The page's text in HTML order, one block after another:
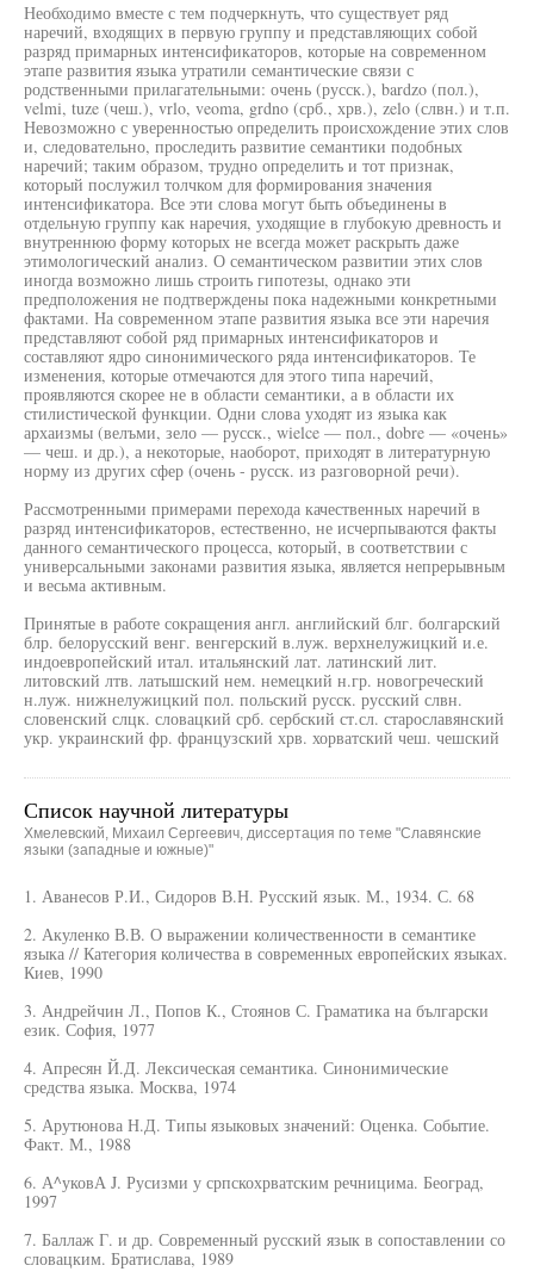
Необходимо вместе с тем подчеркнуть, что существует ряд
наречий, входящих в первую группу и представляющих собой
разряд примарных интенсификаторов, которые на современном
этапе развития языка утратили семантические связи с
родственными прилагательными: очень (русск.), bardzo (пол.),
velmi, tuze (чеш.), vrlo, veoma, grdno (срб., хрв.), zelo (слвн.) и т.п.
Невозможно с уверенностью определить происхождение этих слов
и, следовательно, проследить развитие семантики подобных
наречий; таким образом, трудно определить и тот признак,
который послужил толчком для формирования значения
интенсификатора. Все эти слова могут быть объединены в
отдельную группу как наречия, уходящие в глубокую древность и
внутреннюю форму которых не всегда может раскрыть даже
этимологический анализ. О семантическом развитии этих слов
иногда возможно лишь строить гипотезы, однако эти
предположения не подтверждены пока надежными конкретными
фактами. На современном этапе развития языка все эти наречия
представляют собой ряд примарных интенсификаторов и
составляют ядро синонимического ряда интенсификаторов. Те
изменения, которые отмечаются для этого типа наречий,
проявляются скорее не в области семантики, а в области их
стилистической функции. Одни слова уходят из языка как
архаизмы (велъми, зело — русск., wielce — пол., dobre — «очень»
— чеш. и др.), а некоторые, наоборот, приходят в литературную
норму из других сфер (очень - русск. из разговорной речи).
Рассмотренными примерами перехода качественных наречий в
разряд интенсификаторов, естественно, не исчерпываются факты
данного семантического процесса, который, в соответствии с
универсальными законами развития языка, является непрерывным
и весьма активным.
Принятые в работе сокращения англ. английский блг. болгарский
блр. белорусский венг. венгерский в.луж. верхнелужицкий и.е.
индоевропейский итал. итальянский лат. латинский лит.
литовский лтв. латышский нем. немецкий н.гр. новогреческий
н.луж. нижнелужицкий пол. польский русск. русский слвн.
словенский слцк. словацкий срб. сербский ст.сл. старославянский
укр. украинский фр. французский хрв. хорватский чеш. чешский
Список научной литературы
Хмелевский, Михаил Сергеевич, диссертация по теме "Славянские
языки (западные и южные)"
1. Аванесов Р.И., Сидоров В.Н. Русский язык. М., 1934. С. 68
2. Акуленко В.В. О выражении количественности в семантике
языка // Категория количества в современных европейских языках.
Киев, 1990
3. Андрейчин Л., Попов К., Стоянов С. Граматика на български
език. София, 1977
4. Апресян Й.Д. Лексическая семантика. Синонимические
средства языка. Москва, 1974
5. Арутюнова Н.Д. Типы языковых значений: Оценка. Событие.
Факт. М., 1988
6. А^уковА J. Русизми у српскохрватским речницима. Београд,
1997
7. Баллаж Г. и др. Современный русский язык в сопоставлении со
словацким. Братислава, 1989